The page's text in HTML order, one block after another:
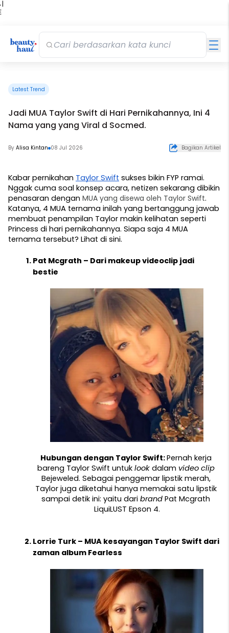
|
Latest Trend
Jadi MUA Taylor Swift di Hari Pernikahannya, Ini 4
Nama yang yang Viral d Socmed.
By Alisa Kintan 08 Jul 2026 Bagikan Artikel
Kabar pernikahan Taylor Swift sukses bikin FYP ramai.
Nggak cuma soal konsep acara, netizen sekarang dibikin
penasaran dengan MUA yang disewa oleh Taylor Swift.
Katanya, 4 MUA ternama inilah yang bertanggung jawab
membuat penampilan Taylor makin kelihatan seperti
Princess di hari pernikahannya. Siapa saja 4 MUA
ternama tersebut? Lihat di sini.
Pat Mcgrath – Dari makeup videoclip jadi
bestie
Hubungan dengan Taylor Swift: Pernah kerja
bareng Taylor Swift untuk look dalam
video clip
Bejeweled. Sebagai penggemar lipstik merah,
Taylor juga diketahui hanya memakai satu lipstik
sampai detik ini: yaitu dari brand Pat Mcgrath
LiquiLUST Epson 4.
Lorrie Turk – MUA kesayangan Taylor Swift dari
zaman album Fearless